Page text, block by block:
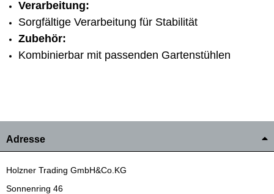
Verarbeitung:
Sorgfältige Verarbeitung für Stabilität
Zubehör:
Kombinierbar mit passenden Gartenstühlen
Adresse
Holzner Trading GmbH&Co.KG
Sonnenring 46